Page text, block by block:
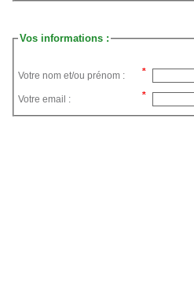
Vos informations :
Votre nom et/ou prénom :
Votre email :